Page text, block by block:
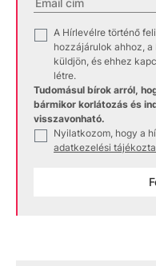
A Hírlevélre történő
hozzájárulok ahhoz,
küldjön, és ehhez
létre.
Tudomásul bírok arról,
bármikor korlátozás és
visszavonható.
Nyilatkozom, hogy a
adatkezelési